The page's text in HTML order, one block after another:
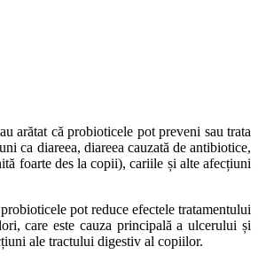
arătat că probioticele pot preveni sau trata
ca diareea, diareea cauzată de antibiotice,
foarte des la copii), cariile și alte afecțiuni
pot reduce efectele tratamentului
care este cauza principală a ulcerului și
ale tractului digestiv al copiilor.